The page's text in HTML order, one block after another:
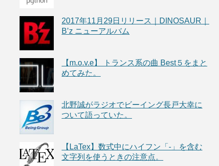
2017年11月29日リリース｜DINOSAUR｜
B’z ニューアルバム
【m.o.v.e】 トランス系の曲 Best５をまと
めてみた。
北野誠がラジオでビーイング長戸大幸に
ついて語っていた。
【LaTex】数式中にハイフン「-」を含む
文字列を使うときの注意点。